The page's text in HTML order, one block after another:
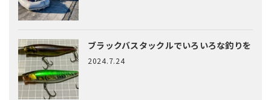
ブラックバスタックルでいろいろな釣りを
2024.7.24